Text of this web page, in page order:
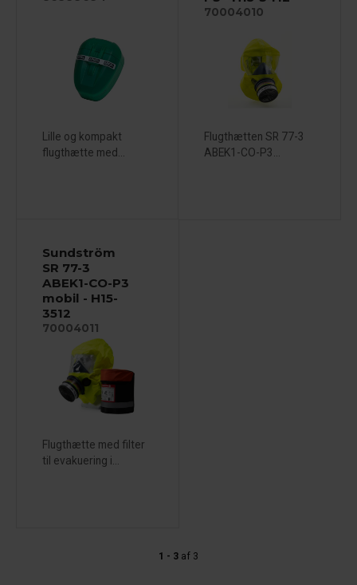
Lille og kompakt
flugthætte med...
70004010
Flugthætten SR 77-3
ABEK1-CO-P3...
Sundström
SR 77-3
ABEK1-CO-P3
mobil - H15-
3512
70004011
Flugthætte med filter
til evakuering i...
1 - 3 af 3